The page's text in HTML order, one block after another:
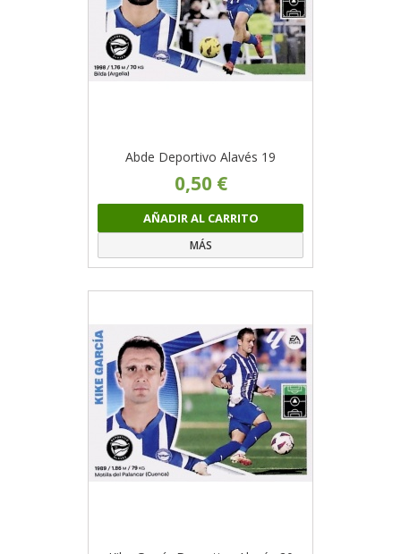
Abde Deportivo Alavés 19
0,50 €
AÑADIR AL CARRITO
MÁS